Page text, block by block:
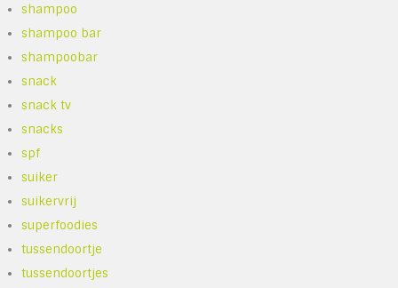
shampoo
shampoo bar
shampoobar
snack
snack tv
snacks
spf
suiker
suikervrij
superfoodies
tussendoortje
tussendoortjes